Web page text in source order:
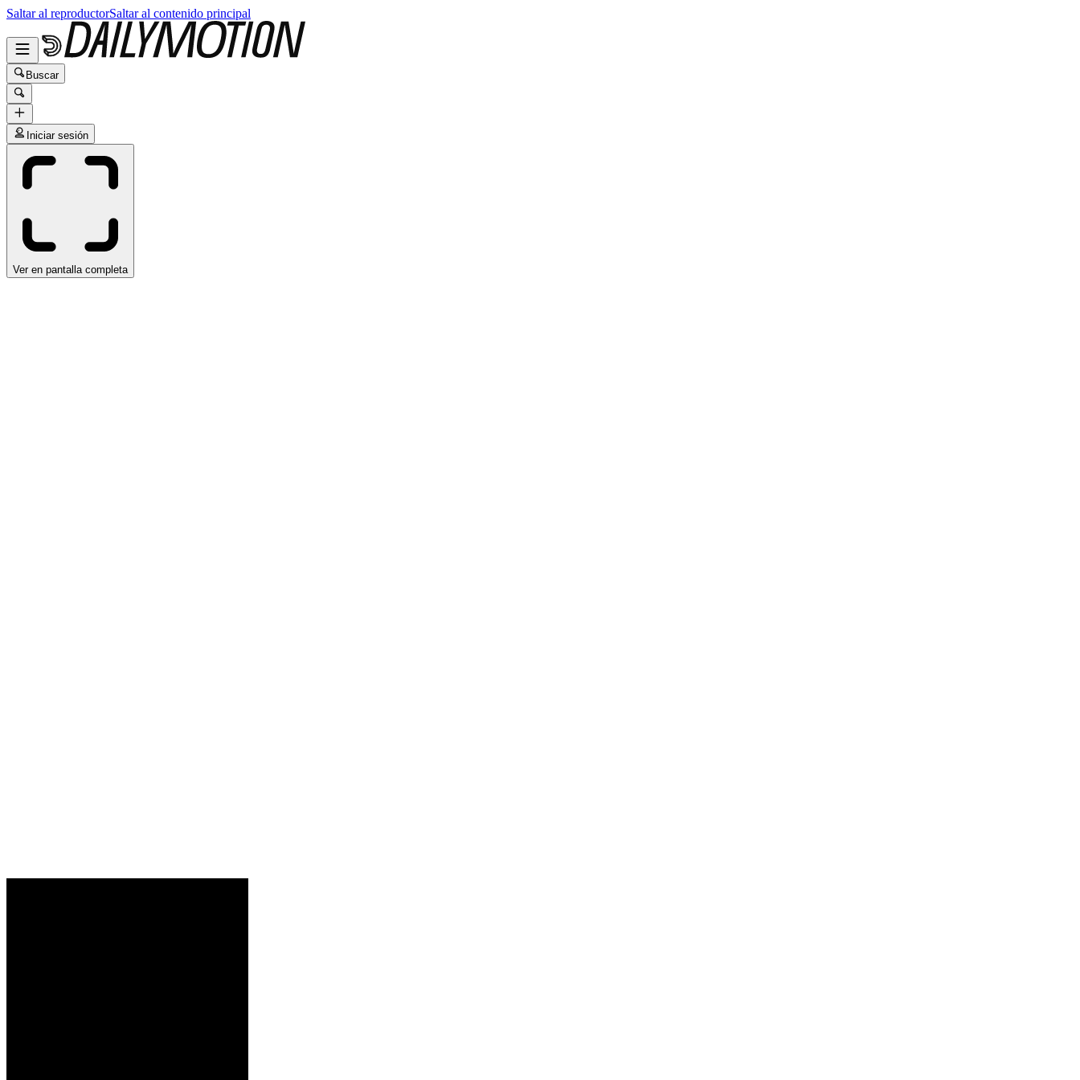
Saltar al reproductorSaltar al contenido principal
Buscar
Iniciar sesión
Ver en pantalla completa